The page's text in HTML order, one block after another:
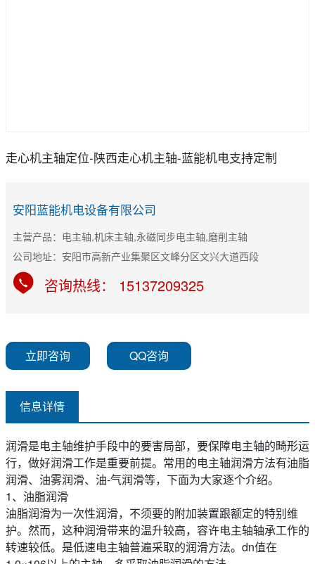
走心机主轴定位-陕西走心机主轴-蓝能机电支持定制
安阳蓝能机电设备有限公司
主营产品：电主轴,机床主轴,永磁同步电主轴,磨削主轴
公司地址：安阳市高新产业集聚区文峰分区文兴大道西段
咨询热线： 15137209325
立即咨询 QQ咨询
信息详情
润滑是电主轴维护手段中的要害局部，要保障电主轴的畸形运
行，做好润滑工作是重要前提。常用的电主轴润滑方法有油脂
润滑、油雾润滑、油-气润滑等，下面为大家逐个介绍。
1、油脂润滑
油脂润滑为一次性润滑，不须要的附加装置跟额定的特别维
护。然而，这种润滑带来的温升较高，容许电主轴轴承工作的
转速较低。是低速电主轴普遍采取的润滑方法。dn值在